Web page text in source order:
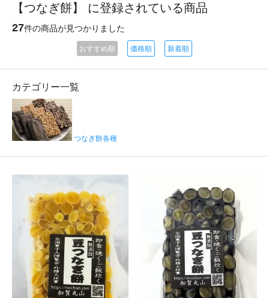
【つなぎ餅】 に登録されている商品
27件の商品が見つかりました
おすすめ順 価格順 新着順
カテゴリー一覧
つなぎ餅各種